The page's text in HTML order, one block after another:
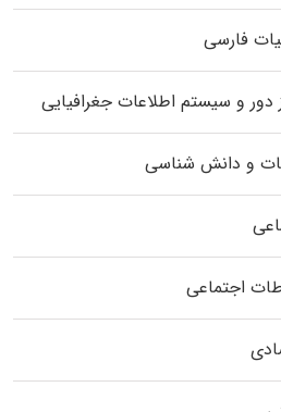
فارسی
و سیستم اطلاعات جغرافیایی
و دانش شناسی
اجتماعی